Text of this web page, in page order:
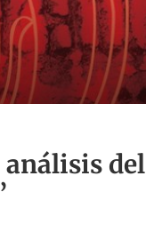
análisis del